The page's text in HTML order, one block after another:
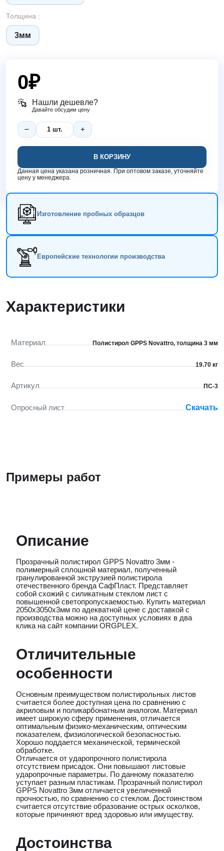
Толщина :
3мм
0₽
Нашли дешевле?
Давайте обсудим цену
В КОРЗИНУ
Данная цена указана розничная. При оптовом заказе, уточняйте
цену у менеджера.
Изготовление пробных образцов
Европейские технологии производства
Характеристики
Материал Полистирол GPPS Novattro, толщина 3 мм
Вес 19.70 кг
Артикул ПС-3
Опросный лист Скачать
Примеры работ
Описание
Прозрачный полистирол GPPS Novattro 3мм -
полимерный сплошной материал, полученный
гранулированной экструзией полистирола
отечественного бренда СафПласт. Представляет
собой схожий с силикатным стеклом лист с
повышенной светопропускаемостью. Купить материал
2050х3050х3мм по адекватной цене с доставкой с
производства можно на доступных условиях в два
клика на сайт компании ORGPLEX.
Отличительные
особенности
Основным преимуществом полистирольных листов
считается более доступная цена по сравнению с
акриловым и поликарбонатным аналогом. Материал
имеет широкую сферу применения, отличается
оптимальным физико-механическим, оптическим
показателем, физиологической безопасностью.
Хорошо поддается механической, термической
обработке.
Отличается от ударопрочного полистирола
отсутствием присадок. Они повышают листовые
ударопрочные параметры. По данному показателю
уступает разным пластикам. Прозрачный полистирол
GPPS Novattro 3мм отличается увеличенной
прочностью, по сравнению со стеклом. Достоинством
считается отсутствие образование острых осколков,
которые причиняют вред здоровью или имуществу.
Достоинства